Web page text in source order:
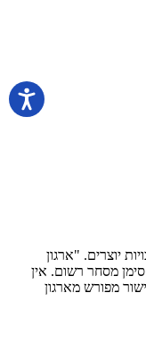
יוצרים. "ארגון
מסחר רשום. אין
מפורש מארגון